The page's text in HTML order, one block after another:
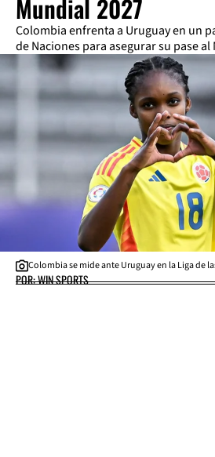
Mundial 2027
Colombia enfrenta a Uruguay en un
de Naciones para asegurar su pase
Colombia se mide ante Uruguay en la Liga de
POR: WIN SPORTS